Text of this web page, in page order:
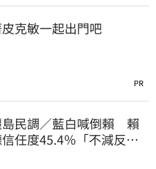
克敏一起出門吧
PR
島民調／藍白喊倒賴 賴
任度45.4％「不減反